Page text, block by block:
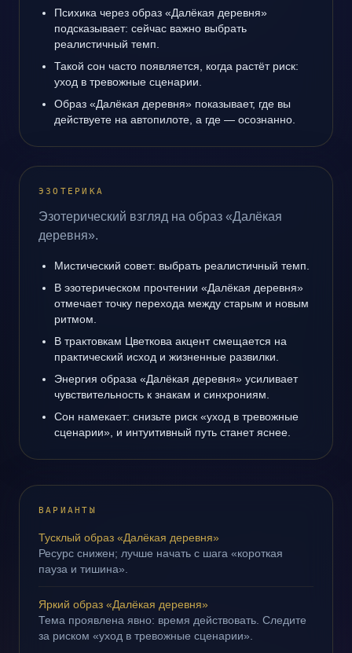
Психика через образ «Далёкая деревня»
подсказывает: сейчас важно выбрать
реалистичный темп.
Такой сон часто появляется, когда растёт риск:
уход в тревожные сценарии.
Образ «Далёкая деревня» показывает, где вы
действуете на автопилоте, а где — осознанно.
ЭЗОТЕРИКА
Эзотерический взгляд на образ «Далёкая
деревня».
Мистический совет: выбрать реалистичный темп.
В эзотерическом прочтении «Далёкая деревня»
отмечает точку перехода между старым и новым
ритмом.
В трактовкам Цветкова акцент смещается на
практический исход и жизненные развилки.
Энергия образа «Далёкая деревня» усиливает
чувствительность к знакам и синхрониям.
Сон намекает: снизьте риск «уход в тревожные
сценарии», и интуитивный путь станет яснее.
ВАРИАНТЫ
Тусклый образ «Далёкая деревня»
Ресурс снижен; лучше начать с шага «короткая
пауза и тишина».
Яркий образ «Далёкая деревня»
Тема проявлена явно: время действовать. Следите
за риском «уход в тревожные сценарии».